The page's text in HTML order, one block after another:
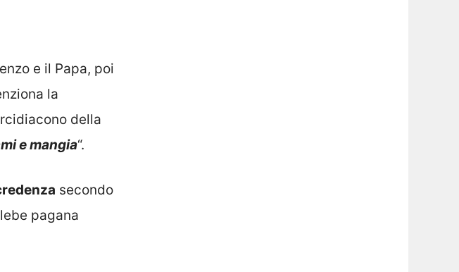
e il Papa, poi
la
della
e mangia“.
secondo
pagana